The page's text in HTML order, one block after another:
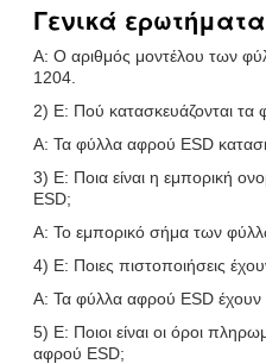
Γενικά
Α: Ο αριθμός μοντέλου των
1204.
2) Ε: Πού κατασκευάζονται τα
Α: Τα φύλλα αφρού ESD
3) Ε: Ποια είναι η εμπορική
ESD;
Α: Το εμπορικό σήμα των
4) Ε: Ποιες πιστοποιήσεις
Α: Τα φύλλα αφρού ESD έχουν
5) Ε: Ποιοι είναι οι όροι
αφρού ESD;